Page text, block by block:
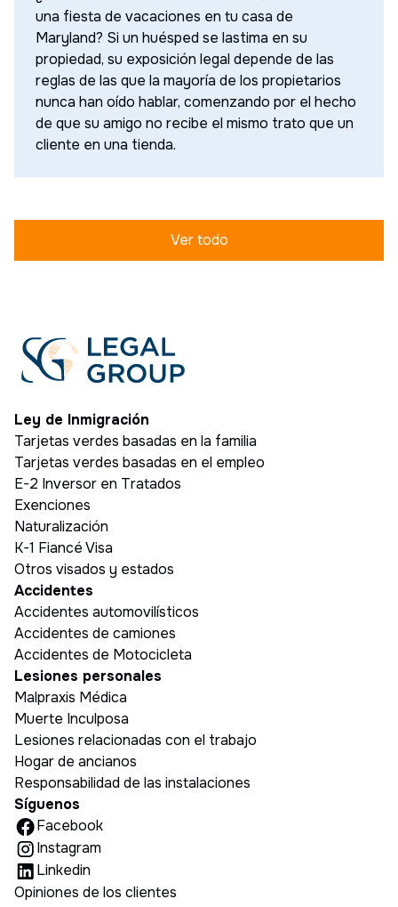
una fiesta de vacaciones en tu casa de
Maryland? Si un huésped se lastima en su
propiedad, su exposición legal depende de las
reglas de las que la mayoría de los propietarios
nunca han oído hablar, comenzando por el hecho
de que su amigo no recibe el mismo trato que un
cliente en una tienda.
Ver todo
Ley de Inmigración
Tarjetas verdes basadas en la familia
Tarjetas verdes basadas en el empleo
E-2 Inversor en Tratados
Exenciones
Naturalización
K-1 Fiancé Visa
Otros visados y estados
Accidentes
Accidentes automovilísticos
Accidentes de camiones
Accidentes de Motocicleta
Lesiones personales
Malpraxis Médica
Muerte Inculposa
Lesiones relacionadas con el trabajo
Hogar de ancianos
Responsabilidad de las instalaciones
Síguenos
Facebook
Instagram
Linkedin
Opiniones de los clientes